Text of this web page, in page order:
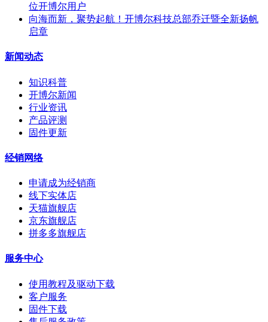
位开博尔用户
向海而新，聚势起航！开博尔科技总部乔迁暨全新扬帆
启章
新闻动态
知识科普
开博尔新闻
行业资讯
产品评测
固件更新
经销网络
申请成为经销商
线下实体店
天猫旗舰店
京东旗舰店
拼多多旗舰店
服务中心
使用教程及驱动下载
客户服务
固件下载